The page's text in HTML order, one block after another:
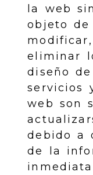
la web
objeto
eliminar
diseño
servicios
web son
debido a
de la